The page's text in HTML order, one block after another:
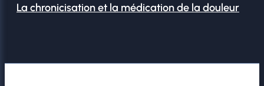
La chronicisation et la médication de la douleur